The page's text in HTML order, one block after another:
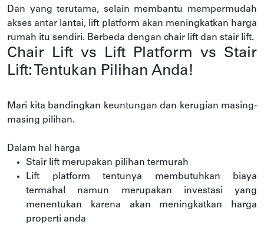
Dan yang terutama, selain membantu mempermudah
akses antar lantai, lift platform akan meningkatkan harga
rumah itu sendiri. Berbeda dengan chair lift dan stair lift.
Chair Lift vs Lift Platform vs Stair
Lift: Tentukan Pilihan Anda!
Mari kita bandingkan keuntungan dan kerugian masing-
masing pilihan.
Dalam hal harga
Stair lift merupakan pilihan termurah
Lift platform tentunya membutuhkan biaya
termahal namun merupakan investasi yang
menentukan karena akan meningkatkan harga
properti anda